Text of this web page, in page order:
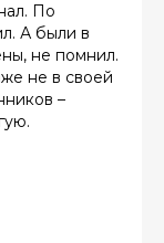
По
А были в
не помнил.
не в своей
–